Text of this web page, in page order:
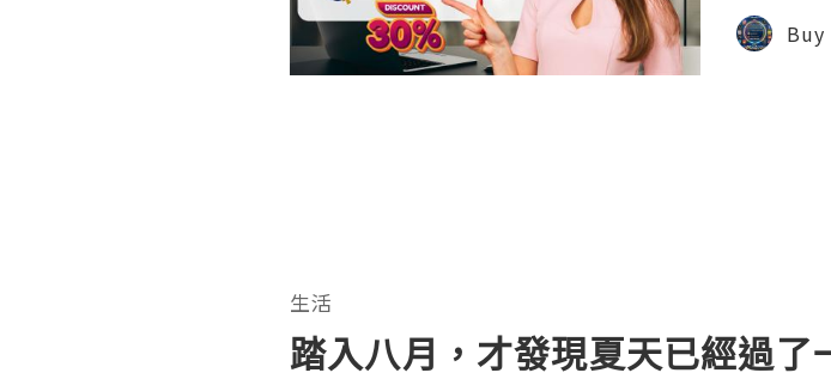
onment,
criticalBuy
生活
踏入八月，才發現夏天已經過了